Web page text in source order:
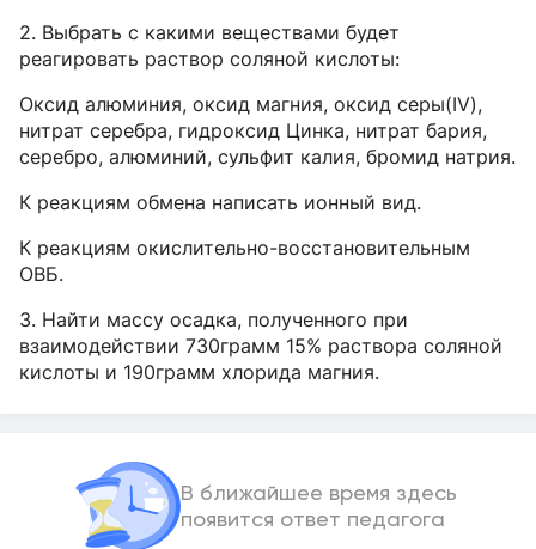
2. Выбрать с какими веществами будет
реагировать раствор соляной кислоты:
Оксид алюминия, оксид магния, оксид серы(IV),
нитрат серебра, гидроксид Цинка, нитрат бария,
серебро, алюминий, сульфит калия, бромид натрия.
К реакциям обмена написать ионный вид.
К реакциям окислительно-восстановительным
ОВБ.
3. Найти массу осадка, полученного при
взаимодействии 730грамм 15% раствора соляной
кислоты и 190грамм хлорида магния.
В ближайшее время здесь
появится ответ педагога